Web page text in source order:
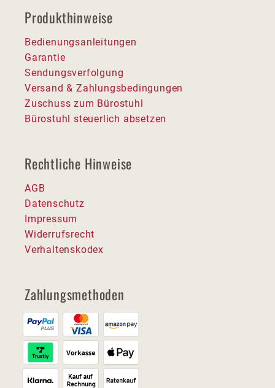
Produkthinweise
Bedienungsanleitungen
Garantie
Sendungsverfolgung
Versand & Zahlungsbedingungen
Zuschuss zum Bürostuhl
Bürostuhl steuerlich absetzen
Rechtliche Hinweise
AGB
Datenschutz
Impressum
Widerrufsrecht
Verhaltenskodex
Zahlungsmethoden